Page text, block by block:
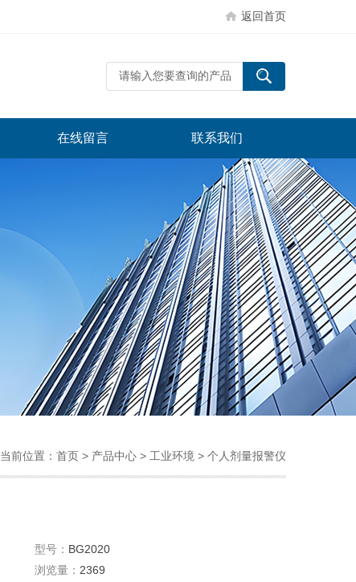
返回首页
在线留言 联系我们
当前位置： 首页 > 产品中心 > 工业环境 > 个人剂量报警仪
型号： BG2020
浏览量： 2369